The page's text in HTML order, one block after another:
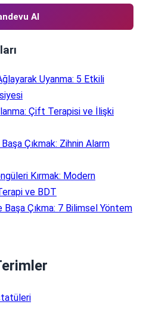
Al
Uyanma: 5 Etkili
Çift Terapisi ve İlişki
Çıkmak: Zihnin Alarm
Kırmak: Modern
ve BDT
Çıkma: 7 Bilimsel Yöntem